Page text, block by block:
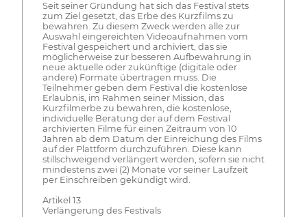
Seit seiner Gründung hat sich das Festival stets
zum Ziel gesetzt, das Erbe des Kurzfilms zu
bewahren. Zu diesem Zweck werden alle zur
Auswahl eingereichten Videoaufnahmen vom
Festival gespeichert und archiviert, das sie
möglicherweise zur besseren Aufbewahrung in
neue aktuelle oder zukünftige (digitale oder
andere) Formate übertragen muss. Die
Teilnehmer geben dem Festival die kostenlose
Erlaubnis, im Rahmen seiner Mission, das
Kurzfilmerbe zu bewahren, die kostenlose,
individuelle Beratung der auf dem Festival
archivierten Filme für einen Zeitraum von 10
Jahren ab dem Datum der Einreichung des Films
auf der Plattform durchzuführen. Diese kann
stillschweigend verlängert werden, sofern sie nicht
mindestens zwei (2) Monate vor seiner Laufzeit
per Einschreiben gekündigt wird.
Artikel 13
Verlängerung des Festivals